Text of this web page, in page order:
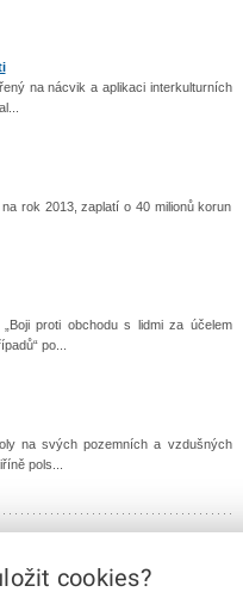
na nácvik a aplikaci interkulturních
rok 2013, zaplatí o 40 milionů korun
proti obchodu s lidmi za účelem
po...
na svých pozemních a vzdušných
pols...
cookies?